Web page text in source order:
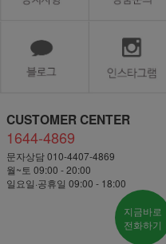
CUSTOMER CENTER
1644-4869
문자상담 010-4407-4869
월~토 09:00 - 20:00
일요일·공휴일 09:00 - 18:00
지금바로
전화하기